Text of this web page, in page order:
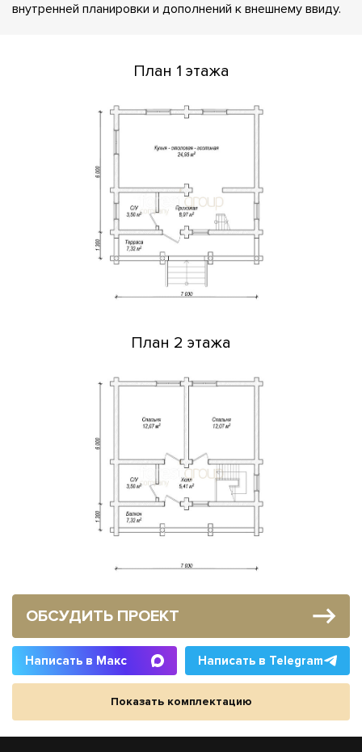
внутренней планировки и дополнений к внешнему ввиду.
План 1 этажа
План 2 этажа
ОБСУДИТЬ ПРОЕКТ
Написать в Макс Написать в Telegram
Показать комплектацию